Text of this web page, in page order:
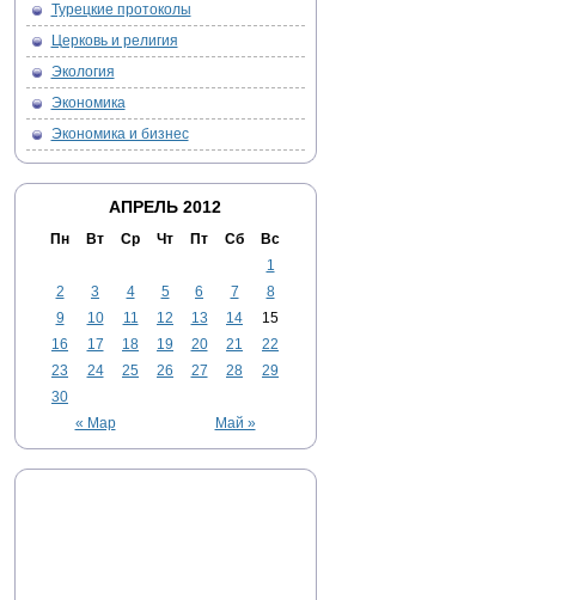
Турецкие протоколы
Церковь и религия
Экология
Экономика
Экономика и бизнес
АПРЕЛЬ 2012
Пн Вт Ср Чт Пт Сб Вс
« Мар Май »
1
2
3 4 5 6 7
8
9
10 11 12 13 14
15
16
17 18 19 20 21
22
23
24 25 26 27 28
29
30